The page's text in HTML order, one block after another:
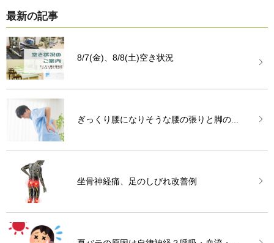
最新の記事
8/7(金)、8/8(土)空き状況
ぎっくり腰になりそうな腰の張りと脚の...
坐骨神経痛、足のしびれ改善例